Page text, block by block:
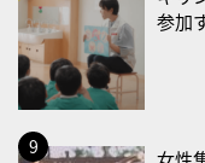
・がん征圧月間
・世界アルツハイマー
・健康増進普及月間
・歯ヂカラ探究月間
・職場の健康診断実施
参加